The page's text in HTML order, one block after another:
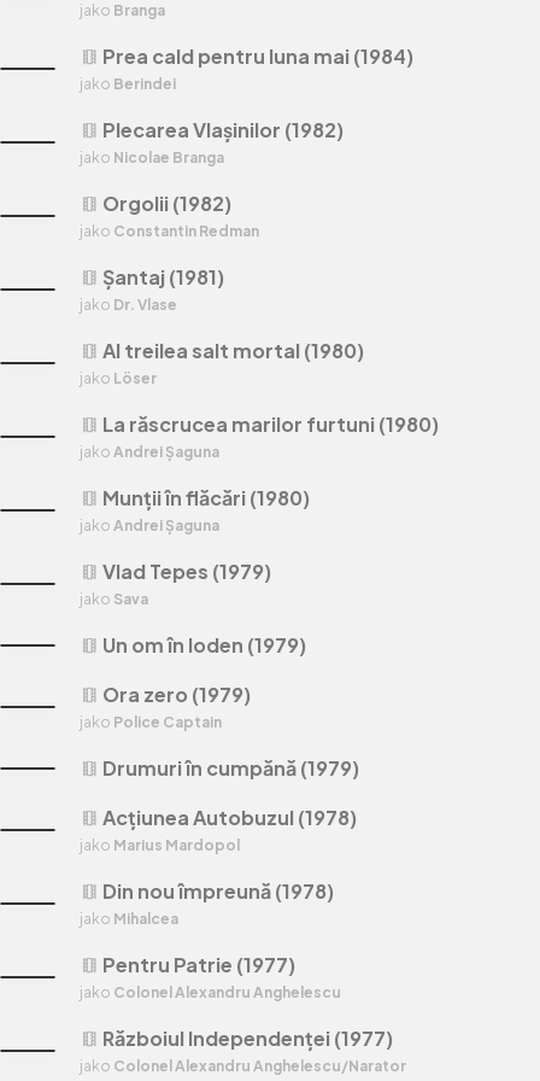
jako Branga
theaters Al treilea salt mortal (1980)
jako Löser
theaters Vlad Tepes (1979)
jako Sava
theaters Acțiunea Autobuzul (1978)
jako Marius Mardopol
theaters Pentru Patrie (1977)
jako Colonel Alexandru Anghelescu
theaters Plecarea Vlașinilor (1982)
jako Nicolae Branga
theaters Un om în loden (1979)
theaters Șantaj (1981)
jako Dr. Vlase
theaters Ora zero (1979)
jako Police Captain
theaters La răscrucea marilor furtuni (1980)
jako Andrei Șaguna
theaters Din nou împreună (1978)
jako Mihalcea
theaters Drumuri în cumpănă (1979)
theaters Orgolii (1982)
jako Constantin Redman
theaters Munții în flăcări (1980)
jako Andrei Șaguna
theaters Prea cald pentru luna mai (1984)
jako Berindei
theaters Războiul Independenței (1977)
jako Colonel Alexandru Anghelescu/Narator